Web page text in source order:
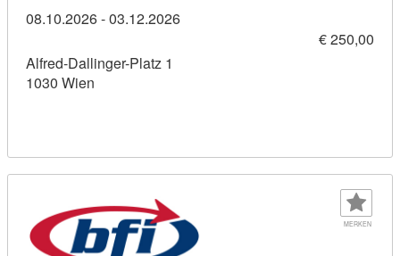
08.10.2026 - 03.12.2026
€ 250,00
Alfred-Dallinger-Platz 1
1030 Wien
MERKEN